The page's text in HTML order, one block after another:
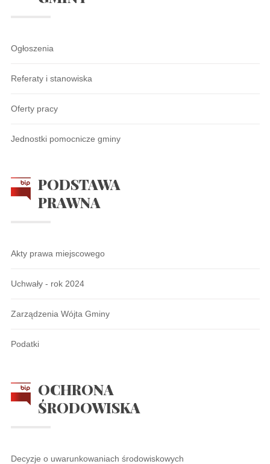
Ogłoszenia
Referaty i stanowiska
Oferty pracy
Jednostki pomocnicze gminy
PODSTAWA
PRAWNA
Akty prawa miejscowego
Uchwały - rok 2024
Zarządzenia Wójta Gminy
Podatki
OCHRONA
ŚRODOWISKA
Decyzje o uwarunkowaniach środowiskowych